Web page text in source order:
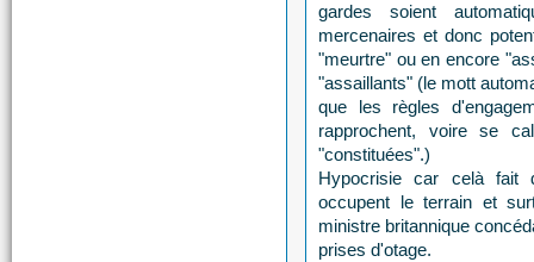
gardes soient
mercenaires et donc
"meurtre" ou en encore
"assaillants" (le mott
que les règles
rapprochent, voire se
"constituées".)
Hypocrisie car celà fait
occupent le terrain et
ministre britannique
prises d'otage.